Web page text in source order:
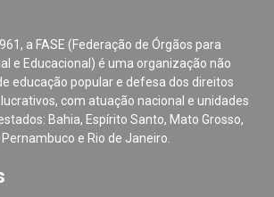
a FASE (Federação de Órgãos para
e Educacional) é uma organização não
educação popular e defesa dos direitos
com atuação nacional e unidades
Bahia, Espírito Santo, Mato Grosso,
Pernambuco e Rio de Janeiro.